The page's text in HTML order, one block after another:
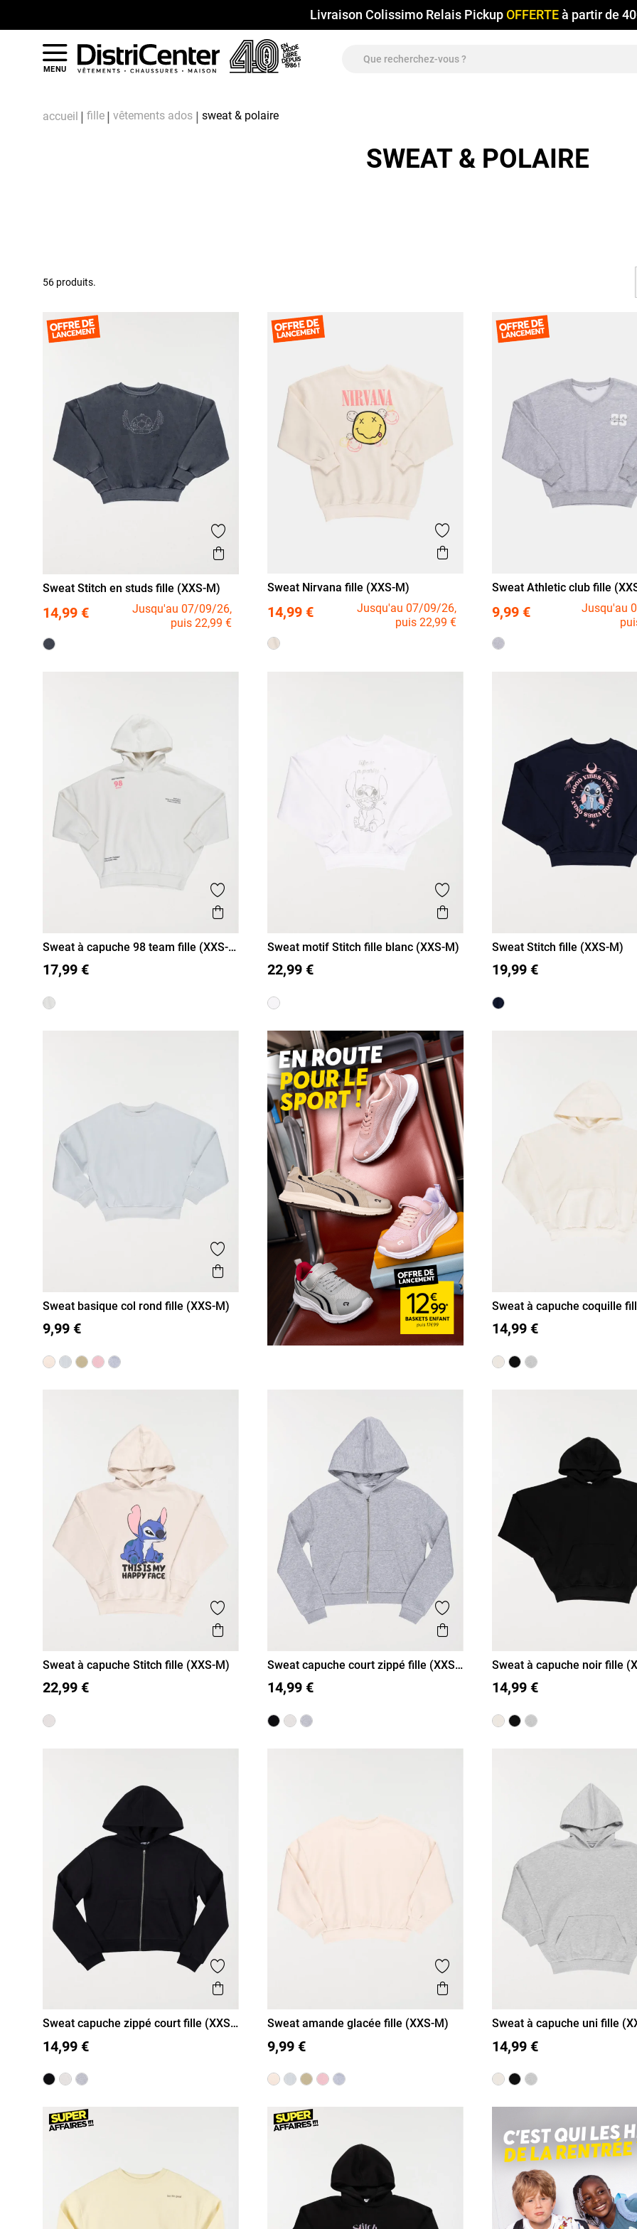
Livraison Colissimo Relais Pickup OFFERTEà partir de
MENU
accueil fille vêtements ados sweat & polaire
SWEAT & POLAIRE
56 produits.
Ajouter aux favoris
Aperçu rapide
XXS/12A XS/14A S/16A
Sweat Stitch en studs fille (XXS-M)
14,99 €
Jusqu'au 07/09/26,
puis 22,99 €
Ajouter aux favoris
Aperçu rapide
XXS/12A XS/14A S/16A
Sweat Nirvana fille (XXS-M)
14,99 €
Jusqu'au 07/09/26,
puis 22,99 €
XXS/12A XS/14A S/16A
Sweat Athletic club fille
9,99 €
Jusqu'au
Ajouter aux favoris
Aperçu rapide
XXS/12A XS/14A S/16A
Sweat à capuche 98 team fille (XXS-
17,99 €
Ajouter aux favoris
Aperçu rapide
XXS/12A XS/14A S/16A
Sweat motif Stitch fille blanc (XXS-M)
22,99 €
XXS/12A XS/14A S/16A
Sweat Stitch fille (XXS-M)
19,99 €
Ajouter aux favoris
Aperçu rapide
XXS/12A XS/14A S/16A
Sweat basique col rond fille (XXS-M)
9,99 €
XXS/12A XS/14A S/16A
Sweat à capuche coquille
14,99 €
Ajouter aux favoris
Aperçu rapide
XXS/12A XS/14A S/16A
Sweat à capuche Stitch fille (XXS-M)
22,99 €
Ajouter aux favoris
Aperçu rapide
XXS/12A XS/14A S/16A
Sweat capuche court zippé fille (XXS-
14,99 €
XXS/12A XS/14A S/16A
Sweat à capuche noir fille
14,99 €
Ajouter aux favoris
Aperçu rapide
XXS/12A XS/14A S/16A
Sweat capuche zippé court fille (XXS-
14,99 €
Ajouter aux favoris
Aperçu rapide
XXS/12A XS/14A S/16A
Sweat amande glacée fille (XXS-M)
9,99 €
XXS/12A XS/14A S/16A
Sweat à capuche uni fille
14,99 €